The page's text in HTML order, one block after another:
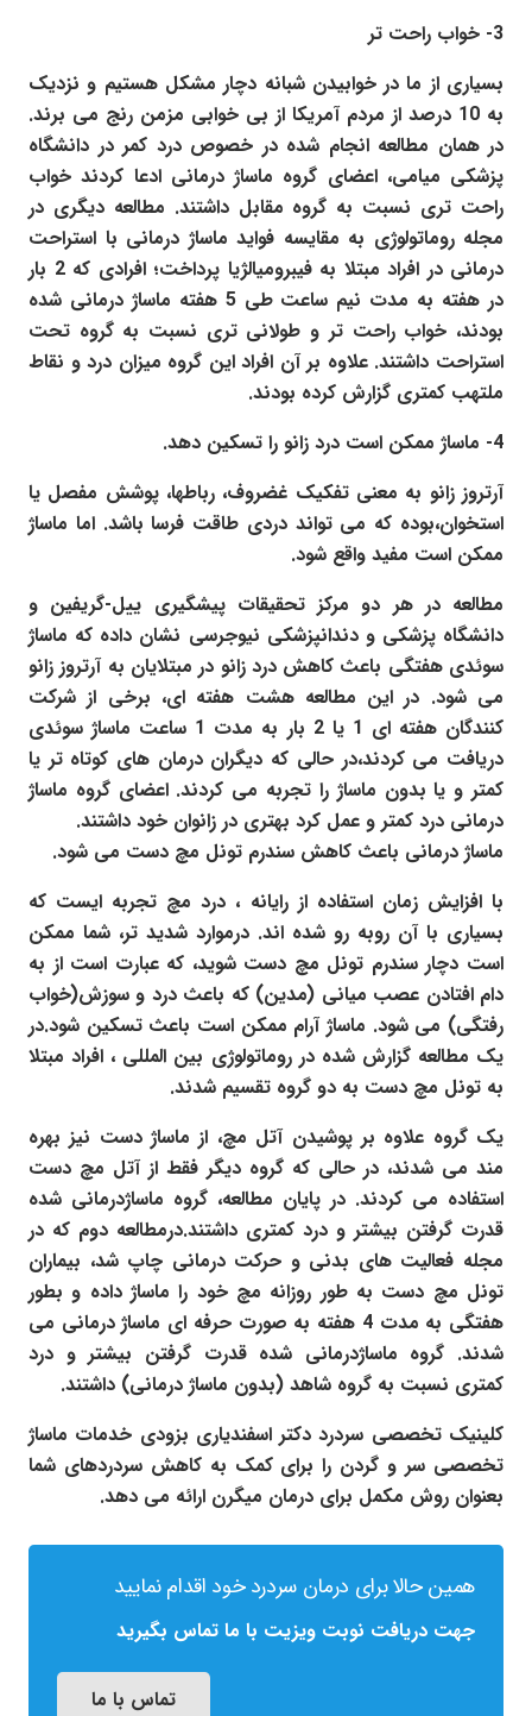
3- خواب راحت تر
بسیاری از ما در خوابیدن شبانه دچار مشکل هستیم و نزدیک
به 10 درصد از مردم آمریکا از بی خوابی مزمن رنج می برند.
در همان مطالعه انجام شده در خصوص درد کمر در دانشگاه
پزشکی میامی، اعضای گروه ماساژ درمانی ادعا کردند خواب
راحت تری نسبت به گروه مقابل داشتند. مطالعه دیگری در
مجله روماتولوژی به مقایسه فواید ماساژ درمانی با استراحت
درمانی در افراد مبتلا به فیبرومیالژیا پرداخت؛ افرادی که 2 بار
در هفته به مدت نیم ساعت طی 5 هفته ماساژ درمانی شده
بودند، خواب راحت تر و طولانی تری نسبت به گروه تحت
استراحت داشتند. علاوه بر آن افراد این گروه میزان درد و نقاط
ملتهب کمتری گزارش کرده بودند.
4- ماساژ ممکن است درد زانو را تسکین دهد.
آرتروز زانو به معنی تفکیک غضروف، رباطها، پوشش مفصل یا
استخوان،بوده که می تواند دردی طاقت فرسا باشد. اما ماساژ
ممکن است مفید واقع شود.
مطالعه در هر دو مرکز تحقیقات پیشگیری ییل-گریفین و
دانشگاه پزشکی و دندانپزشکی نیوجرسی نشان داده که ماساژ
سوئدی هفتگی باعث کاهش درد زانو در مبتلایان به آرتروز زانو
می شود. در این مطالعه هشت هفته ای، برخی از شرکت
کنندگان هفته ای 1 یا 2 بار به مدت 1 ساعت ماساژ سوئدی
دریافت می کردند،در حالی که دیگران درمان های کوتاه تر یا
کمتر و یا بدون ماساژ را تجربه می کردند. اعضای گروه ماساژ
درمانی درد کمتر و عمل کرد بهتری در زانوان خود داشتند.
ماساژ درمانی باعث کاهش سندرم تونل مچ دست می شود.
با افزایش زمان استفاده از رایانه ، درد مچ تجربه ایست که
بسیاری با آن روبه رو شده اند. درموارد شدید تر، شما ممکن
است دچار سندرم تونل مچ دست شوید، که عبارت است از به
دام افتادن عصب میانی (مدین) که باعث درد و سوزش(خواب
رفتگی) می شود. ماساژ آرام ممکن است باعث تسکین شود.در
یک مطالعه گزارش شده در روماتولوژی بین المللی ، افراد مبتلا
به تونل مچ دست به دو گروه تقسیم شدند.
یک گروه علاوه بر پوشیدن آتل مچ، از ماساژ دست نیز بهره
مند می شدند، در حالی که گروه دیگر فقط از آتل مچ دست
استفاده می کردند. در پایان مطالعه، گروه ماساژدرمانی شده
قدرت گرفتن بیشتر و درد کمتری داشتند.درمطالعه دوم که در
مجله فعالیت های بدنی و حرکت درمانی چاپ شد، بیماران
تونل مچ دست به طور روزانه مچ خود را ماساژ داده و بطور
هفتگی به مدت 4 هفته به صورت حرفه ای ماساژ درمانی می
شدند. گروه ماساژدرمانی شده قدرت گرفتن بیشتر و درد
کمتری نسبت به گروه شاهد (بدون ماساژ درمانی) داشتند.
کلینیک تخصصی سردرد دکتر اسفندیاری بزودی خدمات ماساژ
تخصصی سر و گردن را برای کمک به کاهش سردردهای شما
بعنوان روش مکمل برای درمان میگرن ارائه می دهد.
همین حالا برای درمان سردرد خود اقدام نمایید
جهت دریافت نوبت ویزیت با ما تماس بگیرید
تماس با ما